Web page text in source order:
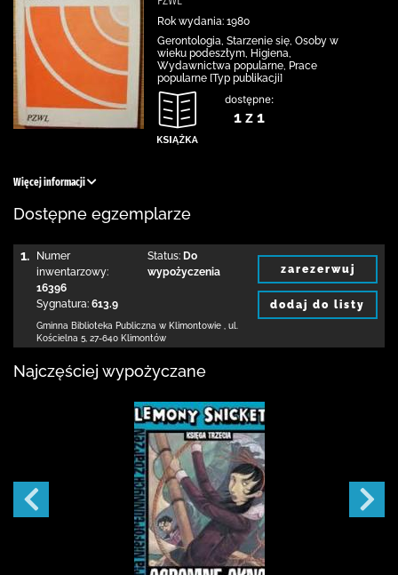
Rok wydania: 1980
Gerontologia, Starzenie się, Osoby w
wieku podeszłym, Higiena,
Wydawnictwa popularne, Prace
popularne [Typ publikacji]
dostępne:
1 z 1
Więcej informacji
Dostępne egzemplarze
1.
Numer
inwentarzowy:
16396
Sygnatura: 613.9
Status: Do
wypożyczenia
Gminna Biblioteka Publiczna w Klimontowie
ul.
Kościelna 5 27-640 Klimontów
zarezerwuj
dodaj do listy
Najczęściej wypożyczane